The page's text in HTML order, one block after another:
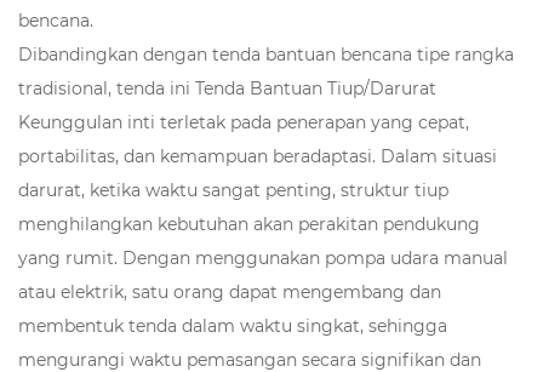
bencana.
Dibandingkan dengan tenda bantuan bencana tipe rangka
tradisional, tenda ini Tenda Bantuan Tiup/Darurat
Keunggulan inti terletak pada penerapan yang cepat,
portabilitas, dan kemampuan beradaptasi. Dalam situasi
darurat, ketika waktu sangat penting, struktur tiup
menghilangkan kebutuhan akan perakitan pendukung
yang rumit. Dengan menggunakan pompa udara manual
atau elektrik, satu orang dapat mengembang dan
membentuk tenda dalam waktu singkat, sehingga
mengurangi waktu pemasangan secara signifikan dan